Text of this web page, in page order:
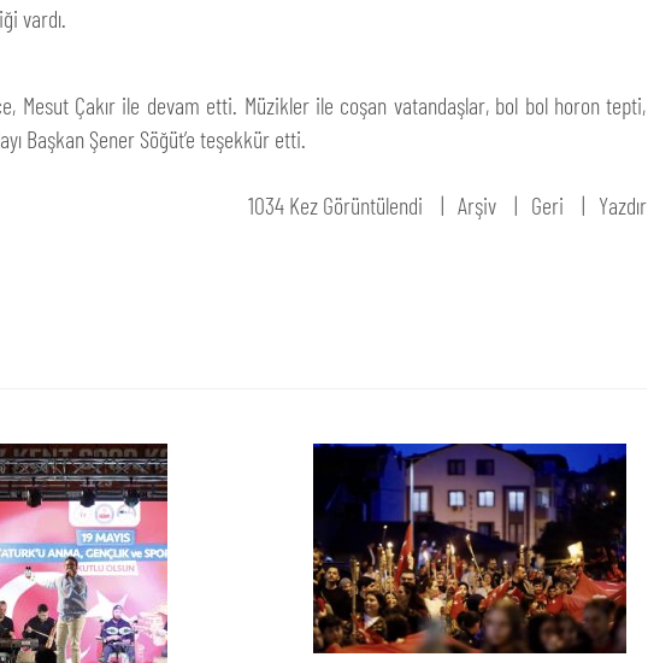
vardı.
Mesut Çakır ile devam etti. Müzikler ile coşan vatandaşlar, bol bol horon tepti,
Başkan Şener Söğüt’e teşekkür etti.
1034 Kez Görüntülendi Arşiv Geri Yazdır